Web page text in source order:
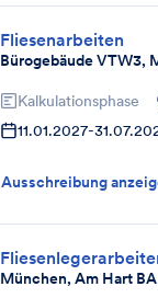
Fliesenarbeiten
Bürogebäude VTW3,
Kalkulationsphase
11.01.2027-
Ausschreibung
München, Am Hart BA